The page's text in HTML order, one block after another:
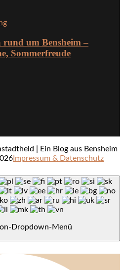
rund um Bensheim –
Sommerfreude
| Ein Blog aus Bensheim
Impressum & Datenschutz